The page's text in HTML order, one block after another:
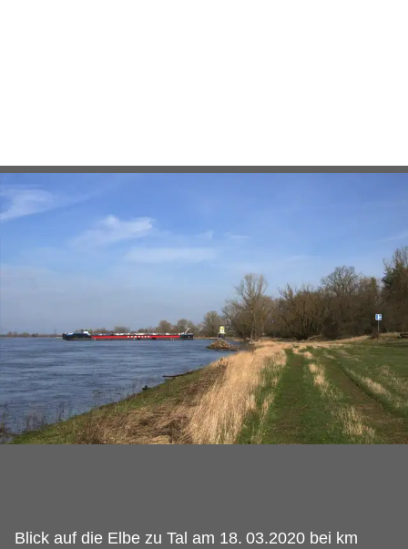
Blick auf die Elbe zu Tal am 18. 03.2020 bei km